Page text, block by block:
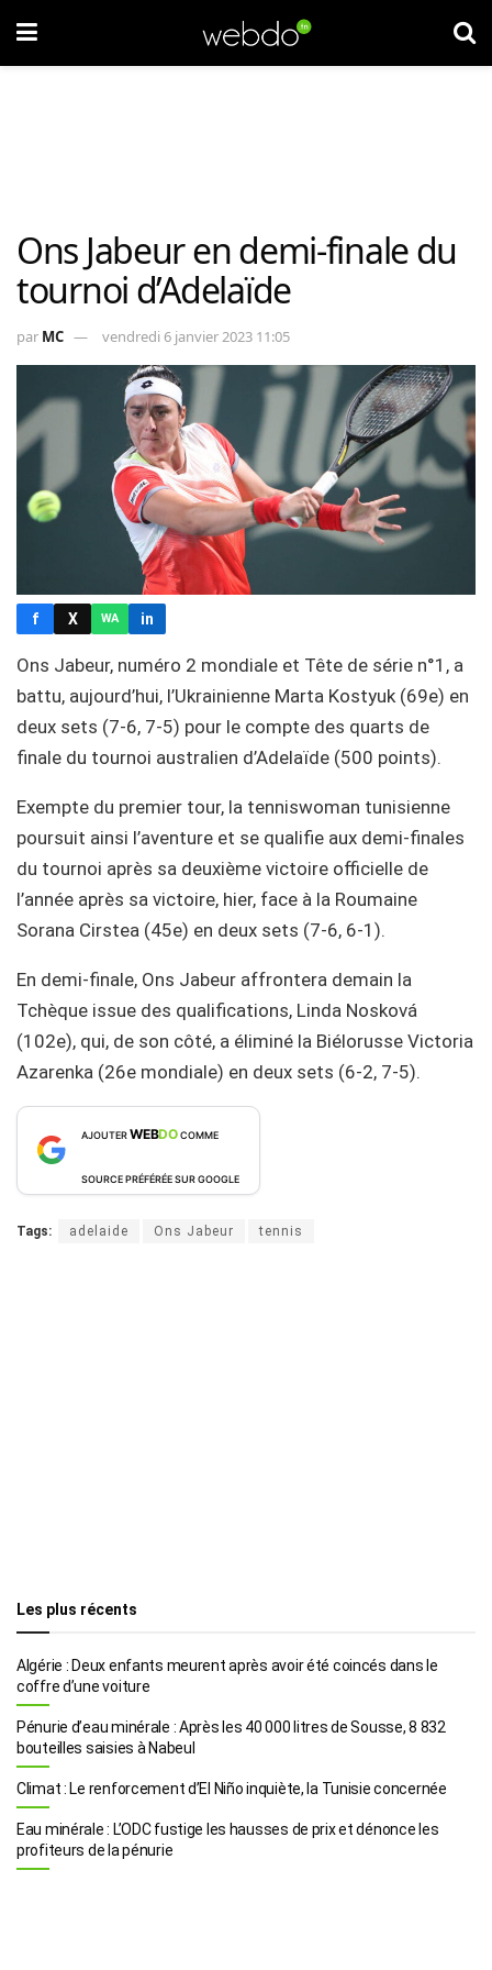
Ons Jabeur en demi-finale du
tournoi d’Adelaïde
par MC vendredi 6 janvier 2023 11:05
f X WA in
Ons Jabeur, numéro 2 mondiale et Tête de série n°1, a
battu, aujourd’hui, l’Ukrainienne Marta Kostyuk (69e) en
deux sets (7-6, 7-5) pour le compte des quarts de
finale du tournoi australien d’Adelaïde (500 points).
Exempte du premier tour, la tenniswoman tunisienne
poursuit ainsi l’aventure et se qualifie aux demi-finales
du tournoi après sa deuxième victoire officielle de
l’année après sa victoire, hier, face à la Roumaine
Sorana Cirstea (45e) en deux sets (7-6, 6-1).
En demi-finale, Ons Jabeur affrontera demain la
Tchèque issue des qualifications, Linda Nosková
(102e), qui, de son côté, a éliminé la Biélorusse Victoria
Azarenka (26e mondiale) en deux sets (6-2, 7-5).
AJOUTERWEBDOCOMME
SOURCE PRÉFÉRÉE SUR GOOGLE
Tags: adelaide Ons Jabeur tennis
Les plus récents
Algérie : Deux enfants meurent après avoir été coincés dans le
coffre d’une voiture
Pénurie d’eau minérale : Après les 40 000 litres de Sousse, 8 832
bouteilles saisies à Nabeul
Climat : Le renforcement d’El Niño inquiète, la Tunisie concernée
Eau minérale : L’ODC fustige les hausses de prix et dénonce les
profiteurs de la pénurie